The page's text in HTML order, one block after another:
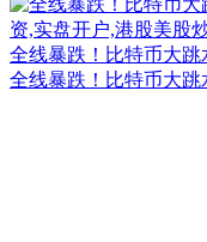
全线暴跌！比特币大跳
全线暴跌！比特币大跳